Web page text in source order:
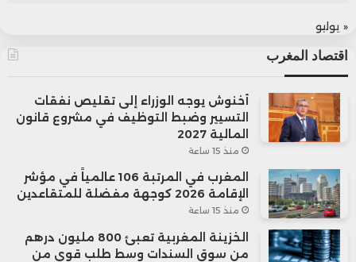
« يوليو
اقتصاد المغرب
أخنوش يوجه الوزراء إلى تقليص نفقات
التسيير وضبط التوظيف في مشروع قانون
المالية 2027
منذ 15 ساعة
المغرب في المرتبة 106 عالمياً في مؤشر
الإقامة 2026 كوجهة مفضلة للمتقاعدين
منذ 15 ساعة
الخزينة المغربية تعبئ 800 مليون درهم
من سوق السندات وسط طلب قوي من